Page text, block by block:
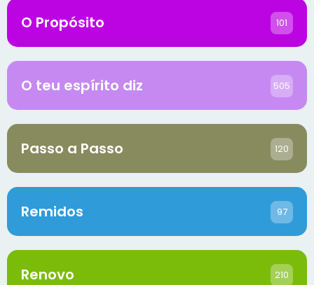
O Propósito 101
O teu espírito diz 505
Passo a Passo 120
Remidos 97
Renovo 210